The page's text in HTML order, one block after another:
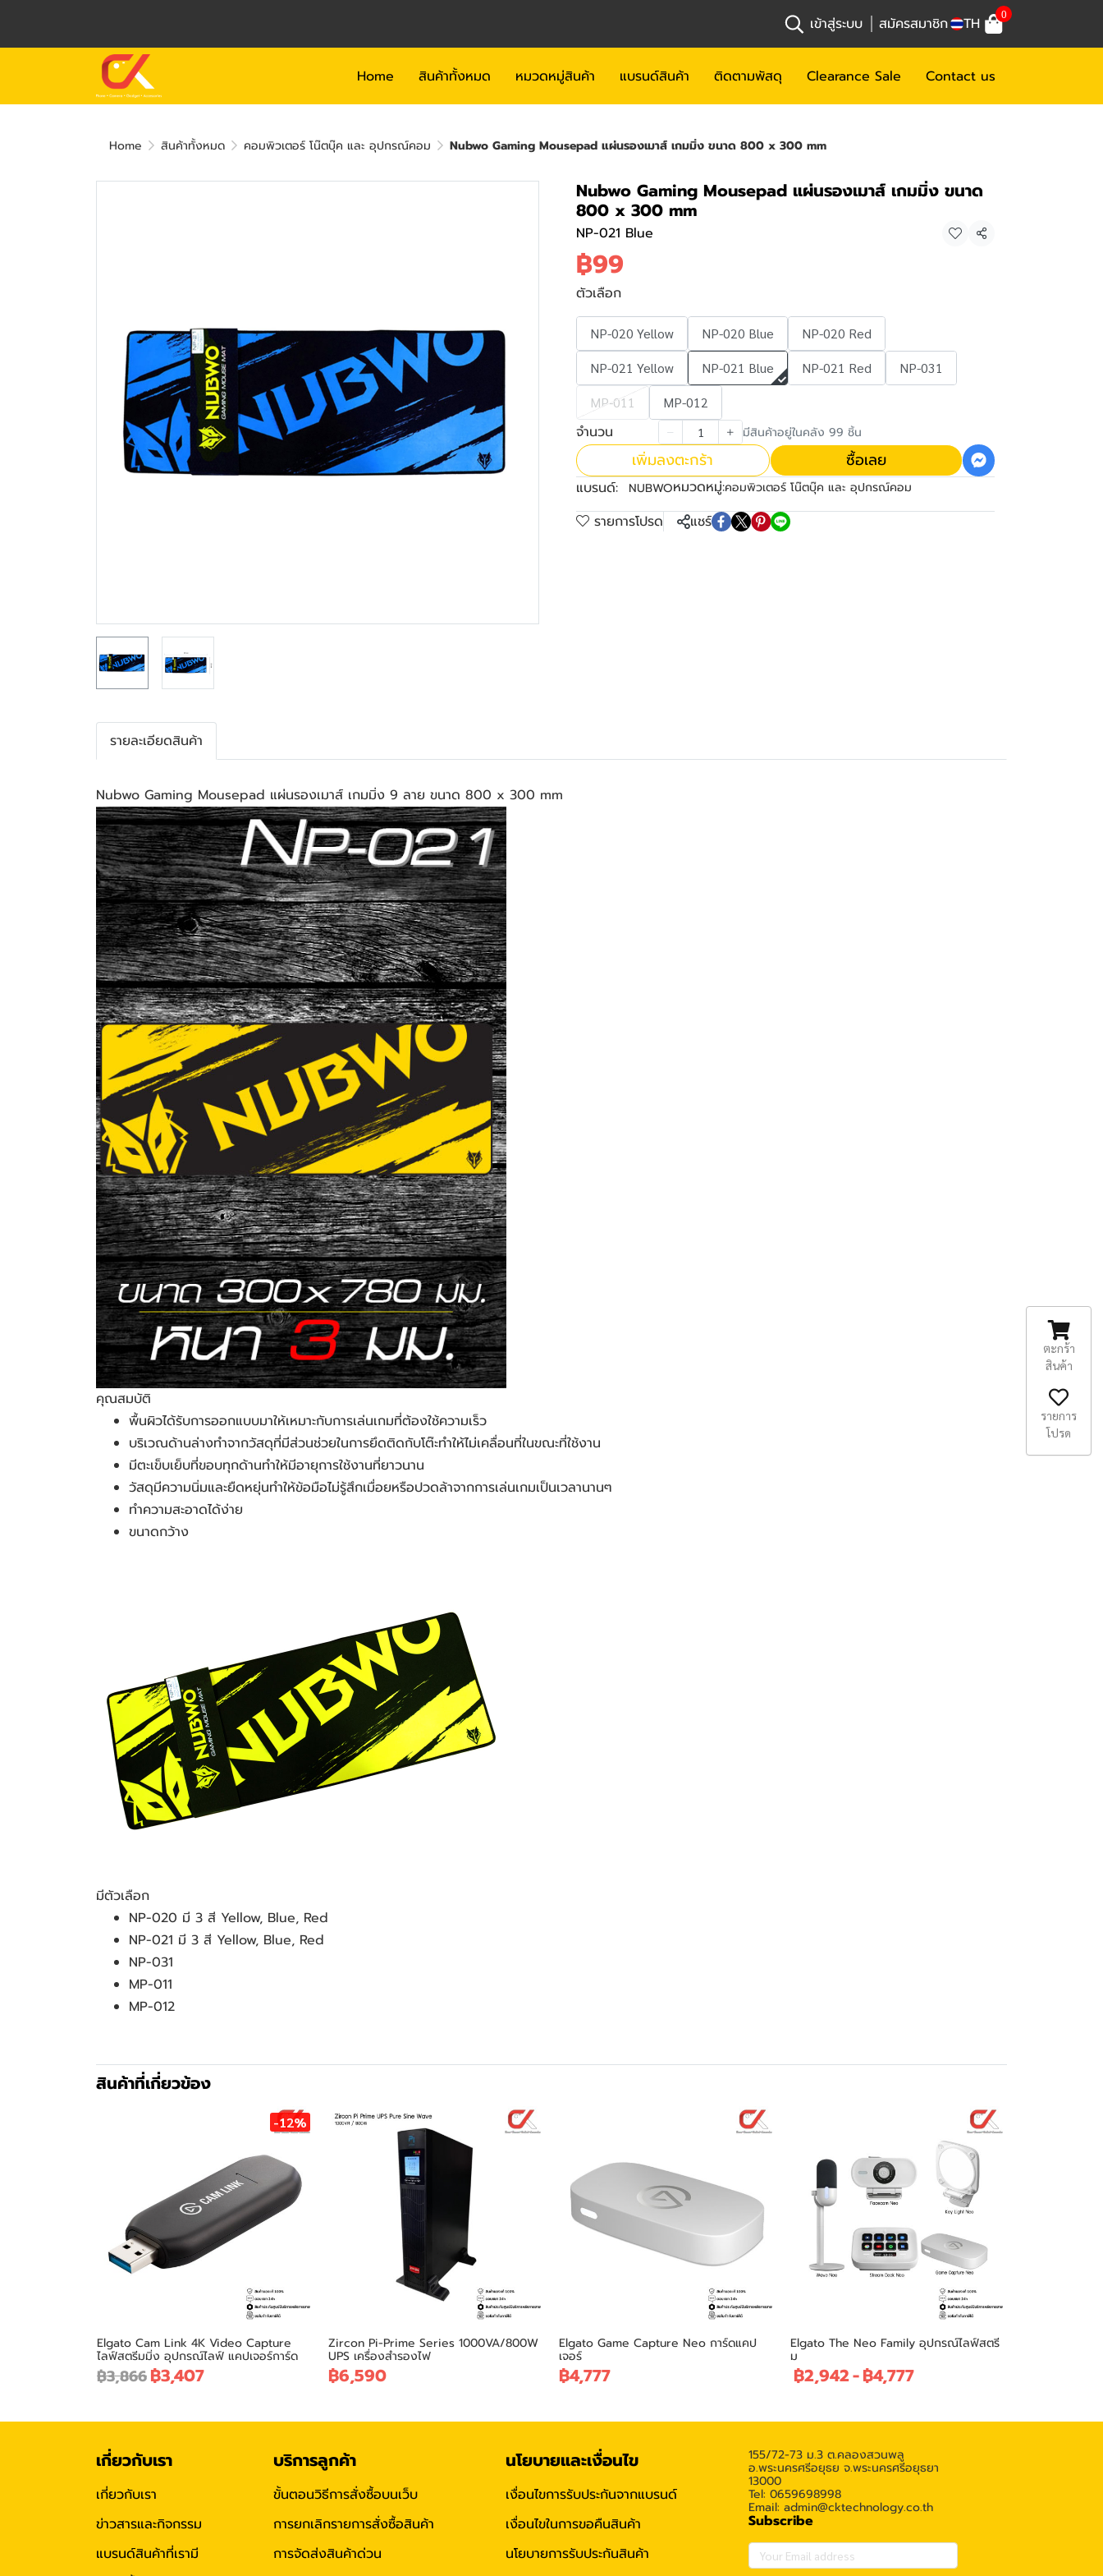
เข้าสู่ระบบ สมัครสมาชิก TH 0
Home สินค้าทั้งหมด หมวดหมู่สินค้า แบรนด์สินค้า ติดตามพัสดุ Clearance Sale Contact us
Home สินค้าทั้งหมด คอมพิวเตอร์ โน๊ตบุ๊ค และ อุปกรณ์คอม Nubwo Gaming Mousepad แผ่นรองเมาส์ เกมมิ่ง ขนาด 800 x 300 mm
Nubwo Gaming Mousepad แผ่นรองเมาส์ เกมมิ่ง ขนาด
800 x 300 mm
NP-021 Blue แชร์
฿99
ตัวเลือก
NP-020 Yellow NP-020 Blue
NP-020 Red
NP-021 Yellow
NP-021 Blue NP-021 Red
NP-031
MP-011
MP-012
จำนวน มีสินค้าอยู่ในคลัง 99 ชิ้น
เพิ่มลงตะกร้า ซื้อเลย
แบรนด์: NUBWOหมวดหมู่:คอมพิวเตอร์ โน๊ตบุ๊ค และ อุปกรณ์คอม
รายการโปรด แชร์
รายละเอียดสินค้า
Nubwo Gaming Mousepad แผ่นรองเมาส์ เกมมิ่ง 9 ลาย ขนาด 800 x 300 mm
คุณสมบัติ
พื้นผิวได้รับการออกแบบมาให้เหมาะกับการเล่นเกมที่ต้องใช้ความเร็ว
บริเวณด้านล่างทำจากวัสดุที่มีส่วนช่วยในการยึดติดกับโต๊ะทำให้ไม่เคลื่อนที่ในขณะที่ใช้งาน
มีตะเข็บเย็บที่ขอบทุกด้านทำให้มีอายุการใช้งานที่ยาวนาน
วัสดุมีความนิ่มและยืดหยุ่นทำให้ข้อมือไม่รู้สึกเมื่อยหรือปวดล้าจากการเล่นเกมเป็นเวลานานๆ
ทำความสะอาดได้ง่าย
ขนาดกว้าง
มีตัวเลือก
NP-020 มี 3 สี Yellow, Blue, Red
NP-021 มี 3 สี Yellow, Blue, Red
NP-031
MP-011
MP-012
สินค้าที่เกี่ยวข้อง
-12%
Elgato Cam Link 4K Video Capture
ไลฟ์สตรีมมิ่ง อุปกรณ์ไลฟ์ แคปเจอร์การ์ด
฿3,866฿3,407
Zircon Pi-Prime Series 1000VA/800W
UPS เครื่องสำรองไฟ
฿6,590
Elgato Game Capture Neo การ์ดแคป
เจอร์
฿4,777
Elgato The Neo Family อุปกรณ์ไลฟ์สตรี
ม
฿2,942-฿4,777
เกี่ยวกับเรา
เกี่ยวกับเรา
ข่าวสารและกิจกรรม
แบรนด์สินค้าที่เรามี
บริการลูกค้า
ขั้นตอนวิธีการสั่งซื้อบนเว็บ
การยกเลิกรายการสั่งซื้อสินค้า
การจัดส่งสินค้าด่วน
นโยบายและเงื่อนไข
เงื่อนไขการรับประกันจากแบรนด์
เงื่อนไขในการขอคืนสินค้า
นโยบายการรับประกันสินค้า
155/72-73 ม.3 ต.คลองสวนพลู
อ.พระนครศรีอยุธย จ.พระนครศรีอยุธยา
13000
Tel: 0659698998
Email: admin@cktechnology.co.th
Subscribe
ตะกร้า
สินค้า
รายการ
โปรด